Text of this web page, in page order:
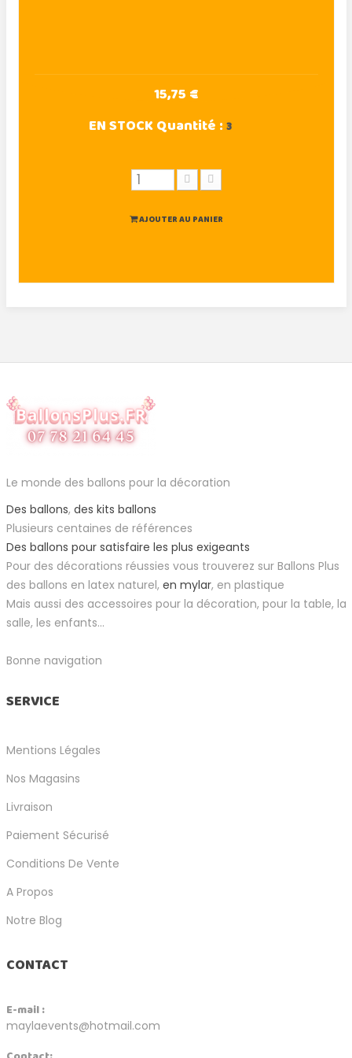
15,75 €
EN STOCKQuantité : 3
AJOUTER AU PANIER
Le monde des ballons pour la décoration
Des ballons, des kits ballons
Plusieurs centaines de références
Des ballons pour satisfaire les plus exigeants
Pour des décorations réussies vous trouverez sur Ballons Plus
des ballons en latex naturel, en mylar, en plastique
Mais aussi des accessoires pour la décoration, pour la table, la
salle, les enfants...
Bonne navigation
SERVICE
Mentions Légales
Nos Magasins
Livraison
Paiement Sécurisé
Conditions De Vente
A Propos
Notre Blog
CONTACT
E-mail :
maylaevents@hotmail.com